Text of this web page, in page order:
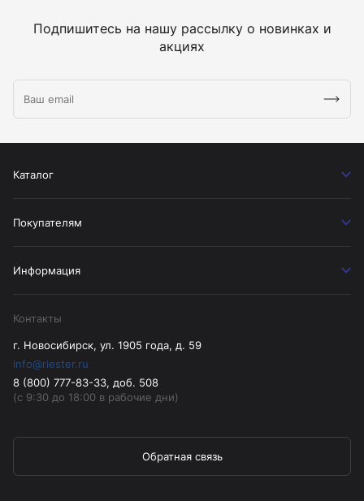
Подпишитесь на нашу рассылку о новинках и
акциях
Каталог
Покупателям
Информация
Контакты
г. Новосибирск, ул. 1905 года, д. 59
info@riester.ru
8 (800) 777-83-33, доб. 508
(с 9:30 до 18:00 в рабочие дни)
Обратная связь